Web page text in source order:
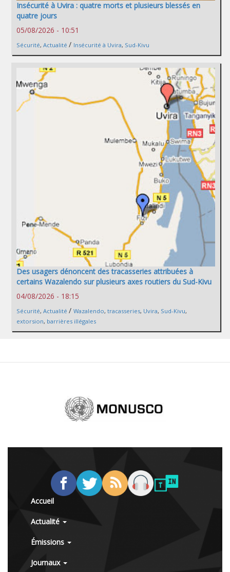
Insécurité à Uvira : quatre morts et plusieurs blessés en
quatre jours
05/08/2026 - 10:51
Sécurité, Actualité / Insécurité à Uvira, Sud-Kivu
Des usagers dénoncent des tracasseries attribuées à
certains Wazalendo sur plusieurs axes routiers du Sud-Kivu
04/08/2026 - 18:15
Sécurité, Actualité / Wazalendo, tracasseries, Uvira, Sud-Kivu,
extorsion, barrières illégales
Accueil
Actualité
Émissions
Journaux